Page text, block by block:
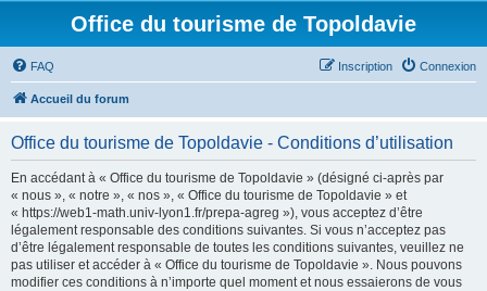
Office du tourisme de Topoldavie
FAQ Connexion
Inscription
Accueil du forum
Office du tourisme de Topoldavie - Conditions d’utilisation
En accédant à « Office du tourisme de Topoldavie » (désigné ci-après par
« nous », « notre », « nos », « Office du tourisme de Topoldavie » et
« https://web1-math.univ-lyon1.fr/prepa-agreg »), vous acceptez d’être
légalement responsable des conditions suivantes. Si vous n’acceptez pas
d’être légalement responsable de toutes les conditions suivantes, veuillez ne
pas utiliser et accéder à « Office du tourisme de Topoldavie ». Nous pouvons
modifier ces conditions à n’importe quel moment et nous essaierons de vous